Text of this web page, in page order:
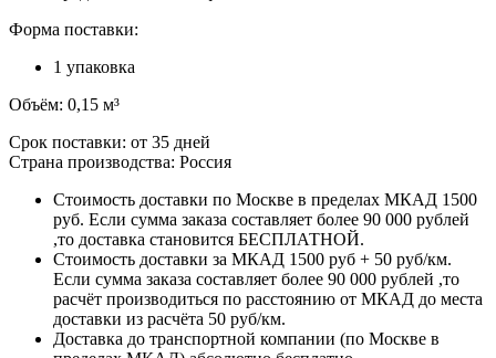
Форма поставки:
1 упаковка
Объём: 0,15 м³
Срок поставки: от 35 дней
Страна производства: Россия
Стоимость доставки по Москве в пределах МКАД 1500
руб. Если сумма заказа составляет более 90 000 рублей
,то доставка становится БЕСПЛАТНОЙ.
Стоимость доставки за МКАД 1500 руб + 50 руб/км.
Если сумма заказа составляет более 90 000 рублей ,то
расчёт производиться по расстоянию от МКАД до места
доставки из расчёта 50 руб/км.
Доставка до транспортной компании (по Москве в